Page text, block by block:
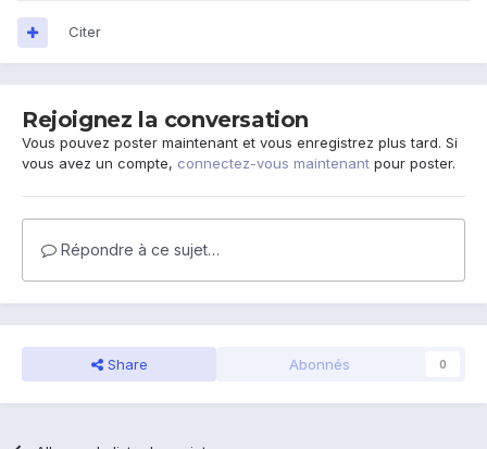
Citer
Rejoignez la conversation
Vous pouvez poster maintenant et vous enregistrez plus tard. Si
vous avez un compte, connectez-vous maintenant pour poster.
Répondre à ce sujet…
Share Abonnés 0